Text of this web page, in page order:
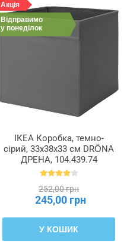
Акція
Відправимо
у понеділок
ІКЕА Коробка, темно-
сірий, 33x38x33 см DRÖNA
ДРЕНА, 104.439.74
252,00 грн
245,00 грн
У КОШИК